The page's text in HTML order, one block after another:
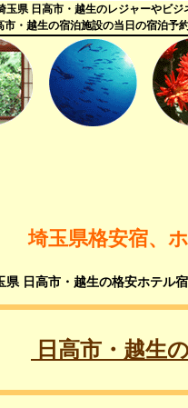
玉県 日高市・越生のレジャーやビ
市・越生の宿泊施設の当日の宿泊予
埼玉県格安宿、
県 日高市・越生の格安ホテル
日高市・越生